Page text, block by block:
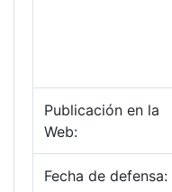
Publicación en la
Web:
Fecha de defensa: